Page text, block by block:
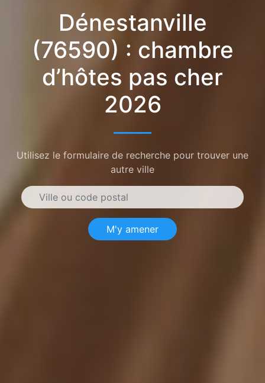
Dénestanville
(76590) : chambre
d’hôtes pas cher
2026
Utilisez le formulaire de recherche pour trouver une
autre ville
M'y amener